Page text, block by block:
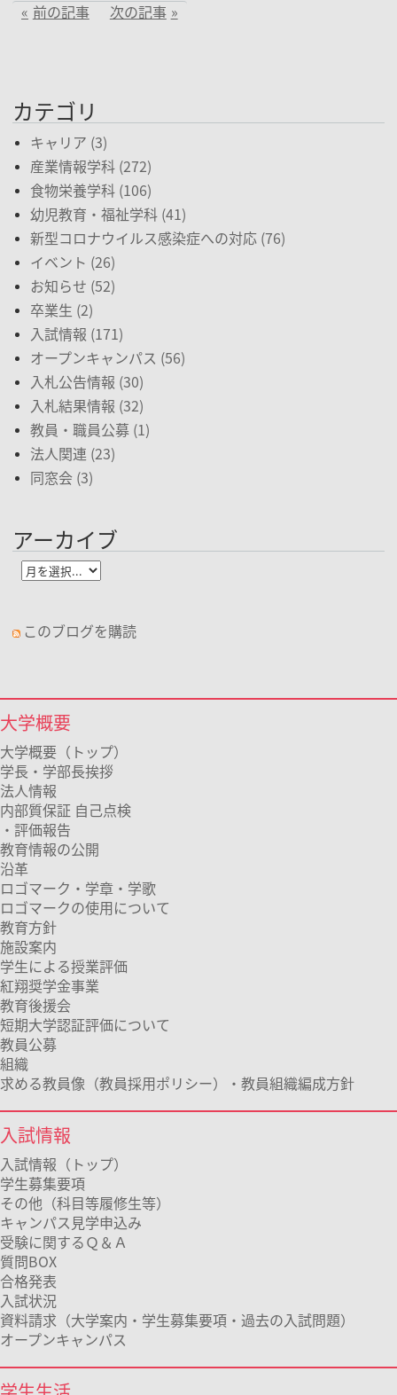
前の記事 次の記事
カテゴリ
キャリア (3)
産業情報学科 (272)
食物栄養学科 (106)
幼児教育・福祉学科 (41)
新型コロナウイルス感染症への対応 (76)
イベント (26)
お知らせ (52)
卒業生 (2)
入試情報 (171)
オープンキャンパス (56)
入札公告情報 (30)
入札結果情報 (32)
教員・職員公募 (1)
法人関連 (23)
同窓会 (3)
アーカイブ
このブログを購読
大学概要
大学概要（トップ）
学長・学部長挨拶
法人情報
内部質保証 自己点検
・評価報告
教育情報の公開
沿革
ロゴマーク・学章・学歌
ロゴマークの使用について
教育方針
施設案内
学生による授業評価
紅翔奨学金事業
教育後援会
短期大学認証評価について
教員公募
組織
求める教員像（教員採用ポリシー）・教員組織編成方針
入試情報
入試情報（トップ）
学生募集要項
その他（科目等履修生等）
キャンパス見学申込み
受験に関するＱ＆Ａ
質問BOX
合格発表
入試状況
資料請求（大学案内・学生募集要項・過去の入試問題）
オープンキャンパス